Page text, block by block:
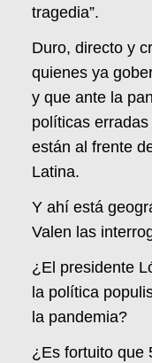
tragedia”.
Duro, directo y
quienes ya
y que ante la
políticas
están al frente
Latina.
Y ahí está
Valen las
¿El presidente
la política
la pandemia?
¿Es fortuito que